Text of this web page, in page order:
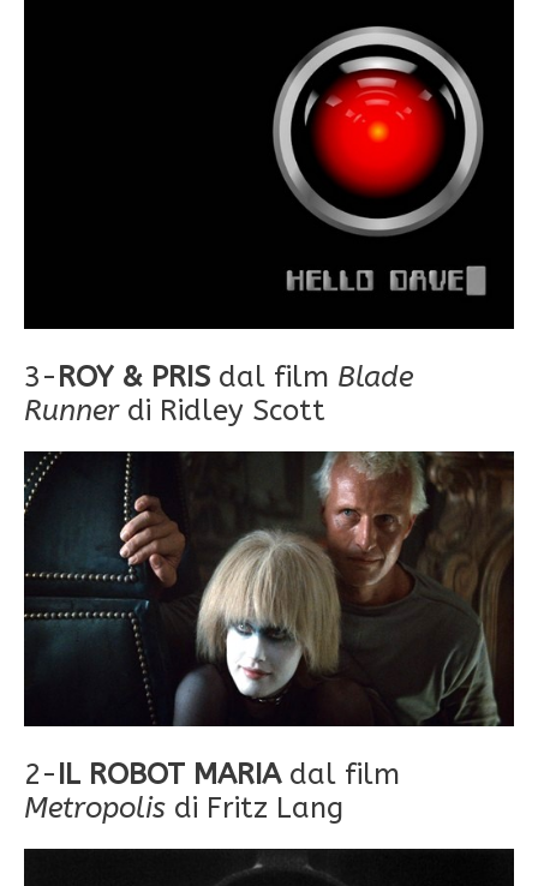
3-ROY & PRIS dal film Blade
Runnerdi Ridley Scott
2-IL ROBOT MARIAdal film
Metropolis di Fritz Lang